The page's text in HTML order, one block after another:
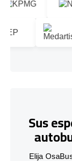
Sus
Elija